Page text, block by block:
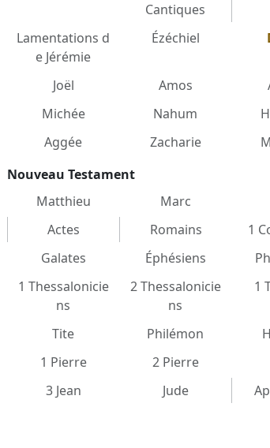
Cantiques
Lamentations d
e Jérémie
Ézéchiel
Joël Amos
Michée
Nahum
Aggée
Zacharie
Nouveau Testament
Matthieu
Marc
Actes
Romains 1
Galates
Éphésiens
1 Thessalonicie
ns
2 Thessalonicie
ns
1
Tite Philémon
1 Pierre
2 Pierre
3 Jean
Jude